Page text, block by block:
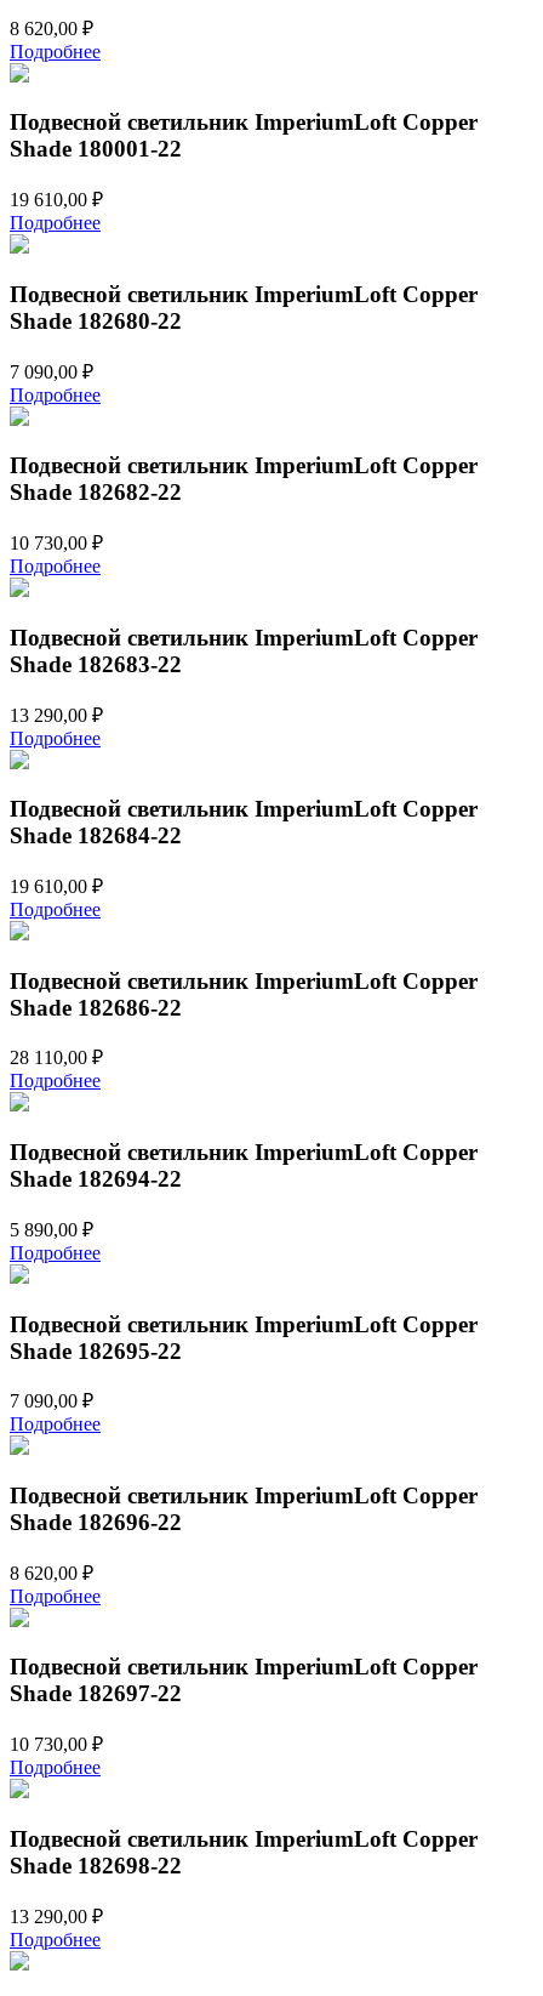
8 620,00 ₽
Подробнее
Подвесной светильник ImperiumLoft Copper
Shade 180001-22
19 610,00 ₽
Подробнее
Подвесной светильник ImperiumLoft Copper
Shade 182680-22
7 090,00 ₽
Подробнее
Подвесной светильник ImperiumLoft Copper
Shade 182682-22
10 730,00 ₽
Подробнее
Подвесной светильник ImperiumLoft Copper
Shade 182683-22
13 290,00 ₽
Подробнее
Подвесной светильник ImperiumLoft Copper
Shade 182684-22
19 610,00 ₽
Подробнее
Подвесной светильник ImperiumLoft Copper
Shade 182686-22
28 110,00 ₽
Подробнее
Подвесной светильник ImperiumLoft Copper
Shade 182694-22
5 890,00 ₽
Подробнее
Подвесной светильник ImperiumLoft Copper
Shade 182695-22
7 090,00 ₽
Подробнее
Подвесной светильник ImperiumLoft Copper
Shade 182696-22
8 620,00 ₽
Подробнее
Подвесной светильник ImperiumLoft Copper
Shade 182697-22
10 730,00 ₽
Подробнее
Подвесной светильник ImperiumLoft Copper
Shade 182698-22
13 290,00 ₽
Подробнее